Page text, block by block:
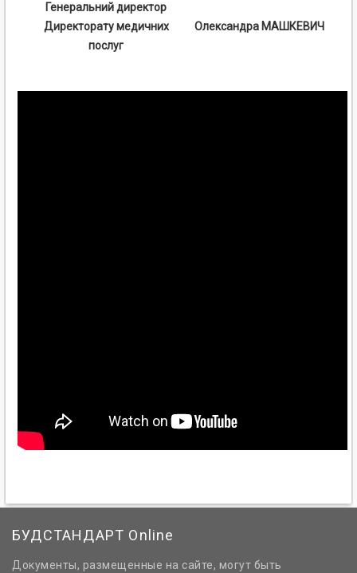
Генеральний директор
Директорату медичних
послуг
Олександра МАШКЕВИЧ
БУДСТАНДАРТ Online
Документы, размещенные на сайте, могут быть